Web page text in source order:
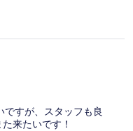
すが、スタッフも良
来たいです！